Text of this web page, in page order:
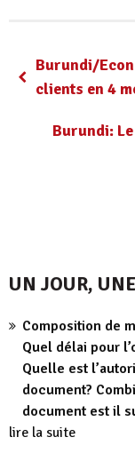
Burundi/
clients en 4
Burundi:
UN JOUR,
Composition de
Quel délai pour
Quelle est
document?
document est il
lire la suite